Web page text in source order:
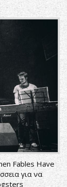
Fables Have
για να